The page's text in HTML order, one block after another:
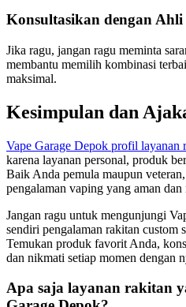
Konsultasikan dengan Ahli
Jika ragu, jangan ragu meminta
membantu memilih kombinasi
maksimal.
Kesimpulan dan
Vape Garage Depok profil layanan
karena layanan personal, produk
Baik Anda pemula maupun
pengalaman vaping yang aman dan
Jangan ragu untuk mengunjungi
sendiri pengalaman rakitan custom
Temukan produk favorit Anda,
dan nikmati setiap momen dengan
Apa saja layanan rakitan